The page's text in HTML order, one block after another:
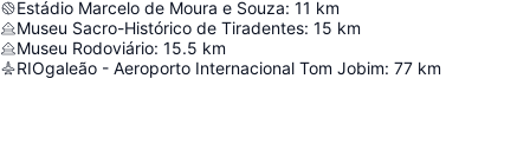
Estádio Marcelo de Moura e Souza: 11 km
Museu Sacro-Histórico de Tiradentes: 15 km
Museu Rodoviário: 15.5 km
RIOgaleão - Aeroporto Internacional Tom Jobim: 77 km